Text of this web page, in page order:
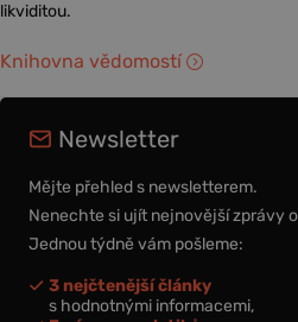
likviditou.
Knihovna vědomostí
Newsletter
Mějte přehled s newsletterem.
Nenechte si ujít nejnovější zprávy
Jednou týdně vám pošleme:
3 nejčtenější články
s hodnotnými informacemi,